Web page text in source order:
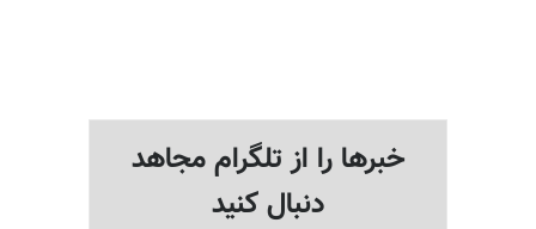
خبرها را از تلگرام مجاهد
دنبال کنید